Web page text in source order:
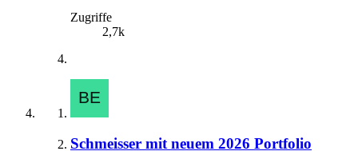
Zugriffe
2,7k
Schmeisser mit neuem 2026 Portfolio